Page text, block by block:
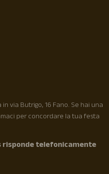
via Butrigo, 16 Fano. Se hai una
per concordare la tua festa
risponde telefonicamente